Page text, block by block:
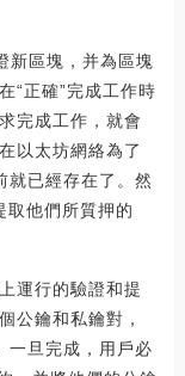
新區塊，并為區塊
“正確”完成工作時
完成工作，就會
以太坊網絡為了
就已經存在了。然
他們所質押的
運行的驗證和提
公鑰和私鑰對，
一旦完成，用戶必